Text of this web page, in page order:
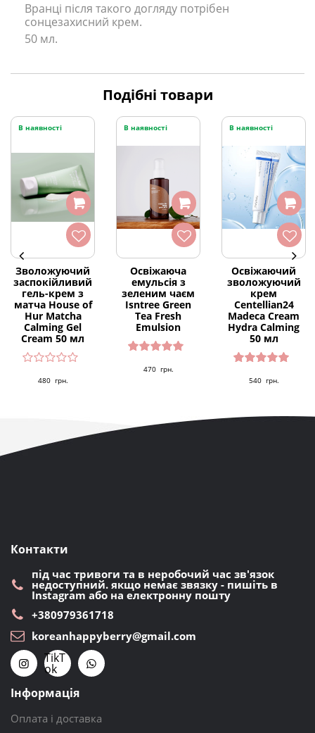
Вранці після такого догляду потрібен
сонцезахисний крем.
50 мл.
Подібні товари
В наявності
Зволожуючий
заспокійливий
гель-крем з
матча House of
Hur Matcha
Calming Gel
Cream 50 мл
480 грн.
В наявності
Освіжаюча
емульсія з
зеленим чаєм
Isntree Green
Tea Fresh
Emulsion
5.00з 5
470 грн.
В наявності
Освіжаючий
зволожуючий
крем
Centellian24
Madeca Cream
Hydra Calming
50 мл
5.00з 5
540 грн.
Контакти
під час тривоги та в неробочий час зв'язок
недоступний. якщо немає звязку - пишіть в
Instagram або на електронну пошту
+380979361718
koreanhappyberry@gmail.com
TikT
ok
Інформація
Оплата і доставка